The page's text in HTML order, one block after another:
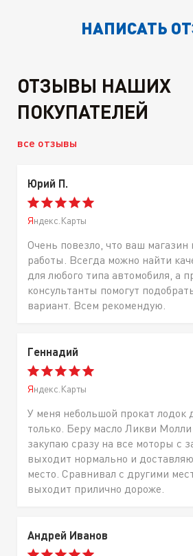
НАПИСАТЬ
ОТЗЫВЫ НАШИХ
ПОКУПАТЕЛЕЙ
все отзывы
Юрий П.
Яндекс.Карты
Очень повезло, что ваш магазин
работы. Всегда можно найти
для любого типа автомобиля, а
консультанты помогут
вариант. Всем рекомендую.
Геннадий
Яндекс.Карты
У меня небольшой прокат лодок
только. Беру масло Ликви
закупаю сразу на все моторы с
выходит нормально и
место. Сравнивал с другими
выходит прилично дороже.
Андрей Иванов